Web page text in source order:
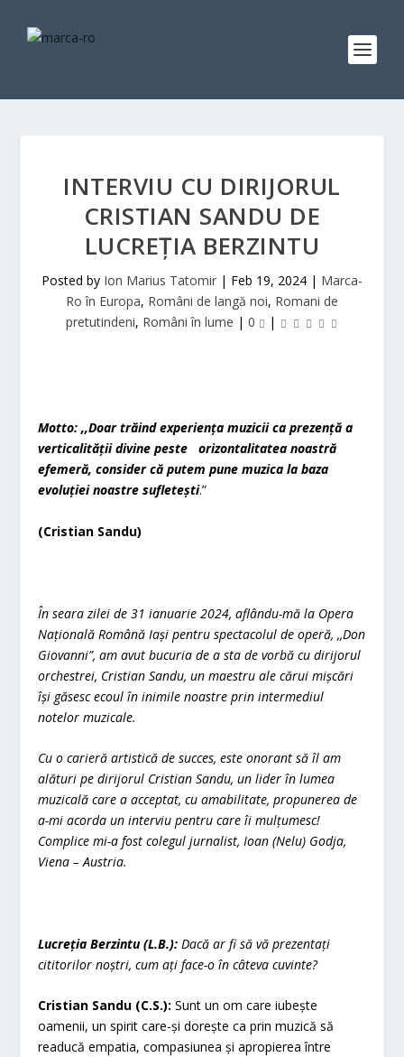
INTERVIU CU DIRIJORUL
CRISTIAN SANDU DE
LUCREȚIA BERZINTU
Posted by Ion Marius Tatomir | Feb 19, 2024 | Marca-
Ro în Europa, Români de langă noi, Romani de
pretutindeni, Români în lume | 0 |
Motto: ,,Doar trăind experiența muzicii ca prezență a
verticalității divine peste orizontalitatea noastră
efemeră, consider că putem pune muzica la baza
evoluției noastre sufletești.”
(Cristian Sandu)
În seara zilei de 31 ianuarie 2024, aflându-mă la Opera
Națională Română Iași pentru spectacolul de operă, ,,Don
Giovanni”, am avut bucuria de a sta de vorbă cu dirijorul
orchestrei, Cristian Sandu, un maestru ale cărui mișcări
își găsesc ecoul în inimile noastre prin intermediul
notelor muzicale.
Cu o carieră artistică de succes, este onorant să îl am
alături pe dirijorul Cristian Sandu, un lider în lumea
muzicală care a acceptat, cu amabilitate, propunerea de
a-mi acorda un interviu pentru care îi mulțumesc!
Complice mi-a fost colegul jurnalist, Ioan (Nelu) Godja,
Viena – Austria.
Lucreția Berzintu (L.B.): Dacă ar fi să vă prezentați
cititorilor noștri, cum ați face-o în câteva cuvinte?
Cristian Sandu (C.S.):Sunt un om care iubește
oamenii, un spirit care-și dorește ca prin muzică să
readucă empatia, compasiunea și apropierea între